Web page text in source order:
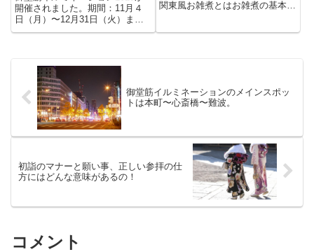
開催されました。期間：11月４
日（月）〜12月31日（火）ま
で。開催時間：夕方（17：00〜
km梅田から灘波まで。御堂筋の
全長約4kmが世界的スケー...
関東風お雑煮とはお雑煮の基本と
御堂筋イルミネーションのメインスポッ
トは本町〜心斎橋〜難波。
初詣のマナーと願い事、正しい参拝の仕
方にはどんな意味があるの！
コメント